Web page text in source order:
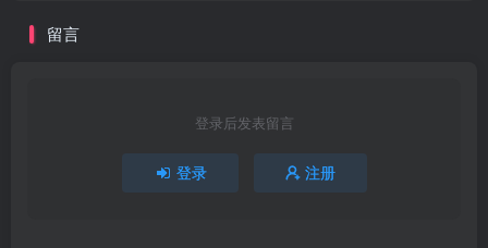
留言
登录后发表留言
登录 注册